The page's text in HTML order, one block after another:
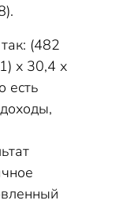
(482
х 30,4 х
есть